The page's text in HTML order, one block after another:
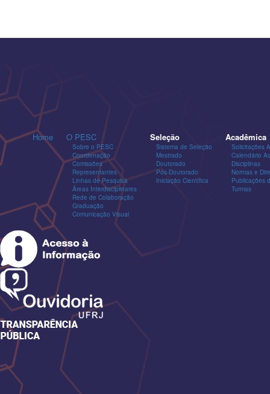
Home O PESC
Sobre o PESC
Coordenação
Comissões
Representantes
Linhas de Pesquisa
Áreas Interdisciplinares
Rede de Colaboração
Graduação
Comunicação Visual
Seleção
Sistema de Seleção
Mestrado
Doutorado
Pós-Doutorado
Iniciação Científica
Acadêmica
Solicitações
Calendário
Disciplinas
Normas e
Publicações
Turmas